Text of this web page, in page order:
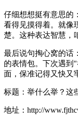
仔细想想挺有意思的
看得见摸得着。就像
楚。这种表达智慧，
最后说句掏心窝的话
的表情包。下次遇到
面，保准记得又快又
标题：举什么举？这
地址：http://